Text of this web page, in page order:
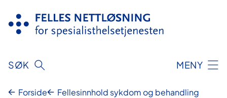
innhold
SØK MENY
Forside
Fellesinnhold sykdom og behandling